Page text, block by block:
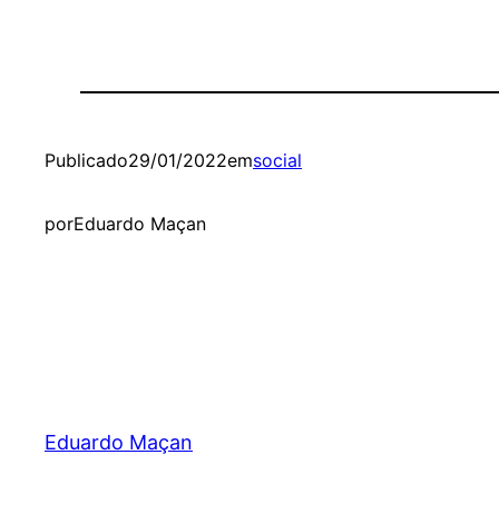
Publicado29/01/2022emsocial
porEduardo Maçan
Eduardo Maçan